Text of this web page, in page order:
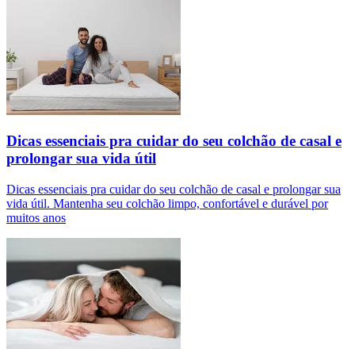
Dicas essenciais pra cuidar do seu colchão de casal e
prolongar sua vida útil
Dicas essenciais pra cuidar do seu colchão de casal e prolongar sua
vida útil. Mantenha seu colchão limpo, confortável e durável por
muitos anos